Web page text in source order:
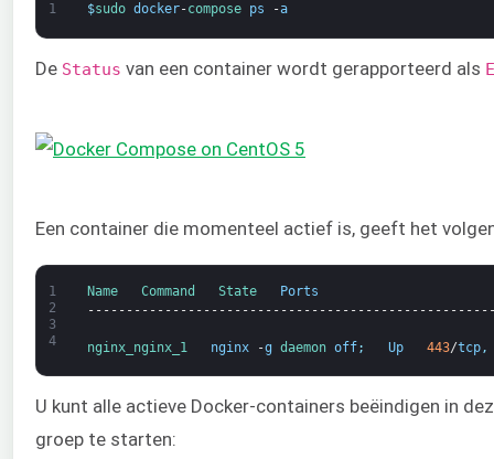
1 $sudo docker-compose ps -a
De Status van een container wordt gerapporteerd als
Een container die momenteel actief is, geeft het
1
2
3
4
Name Command State
Ports
nginx_nginx_1 nginx -g daemon off; Up 443/tcp,
U kunt alle actieve Docker-containers beëindigen in
groep te starten: